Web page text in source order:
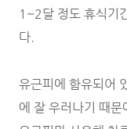
1~2달 정도 휴식기
다.
유근피에 함유되어
에 잘 우러나기 때